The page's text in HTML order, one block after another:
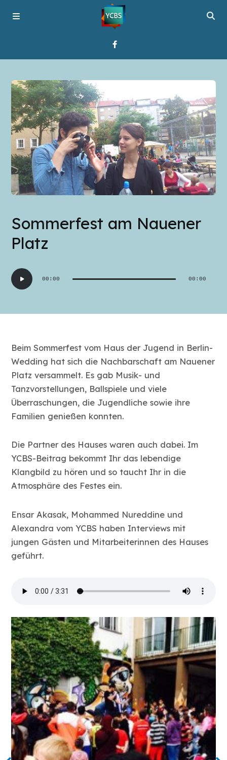
Programme
Über YCBS
Media Bridges
Sommerfest am Nauener
Platz
Audio-
Player
00:00 00:00
Beim Sommerfest vom Haus der Jugend in Berlin-
Wedding hat sich die Nachbarschaft am Nauener
Platz versammelt. Es gab Musik- und
Tanzvorstellungen, Ballspiele und viele
Überraschungen, die Jugendliche sowie ihre
Familien genießen konnten.
Die Partner des Hauses waren auch dabei. Im
YCBS-Beitrag bekommt Ihr das lebendige
Klangbild zu hören und so taucht Ihr in die
Atmosphäre des Festes ein.
Ensar Akasak, Mohammed Nureddine und
Alexandra vom YCBS haben Interviews mit
jungen Gästen und Mitarbeiterinnen des Hauses
geführt.